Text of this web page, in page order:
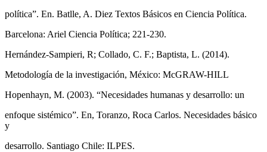
política”. En. Batlle, A. Diez Textos Básicos en Ciencia Política.
Barcelona: Ariel Ciencia Política; 221-230.
Hernández-Sampieri, R; Collado, C. F.; Baptista, L. (2014).
Metodología de la investigación, México: McGRAW-HILL
Hopenhayn, M. (2003). “Necesidades humanas y desarrollo: un
enfoque sistémico”. En, Toranzo, Roca Carlos. Necesidades básico
y
desarrollo. Santiago Chile: ILPES.